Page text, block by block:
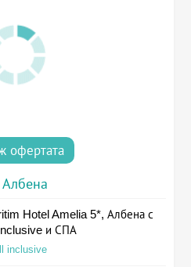
офертата
Албена
Hotel Amelia 5*, Албена с
и СПА
inclusive